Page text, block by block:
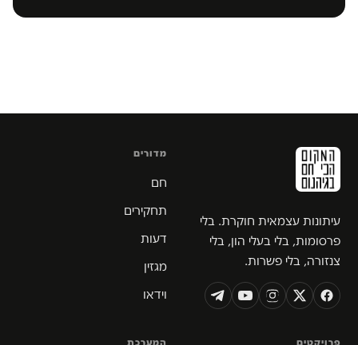
עיתונות עצמאית חוקרת. בלי
פרסומות, בלי בעלי הון, בלי
צנזורה, בלי פשרות.
מדורים
חם
תחקירים
דעות
מגזין
וידאו
פרויקטים המערכת